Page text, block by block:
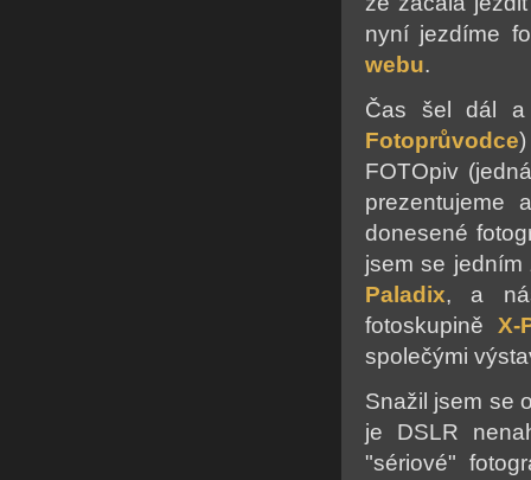
nyní jezdíme
webu.
Čas šel dál a
Fotoprůvodce
FOTOpiv
prezentujeme
donesené
jsem se jedním
Paladix, a
fotoskupině X-
společými
Snažil jsem se
je DSLR
"sériové"